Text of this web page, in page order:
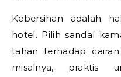
Kebersihan adalah
hotel. Pilih sandal
tahan terhadap
misalnya, praktis